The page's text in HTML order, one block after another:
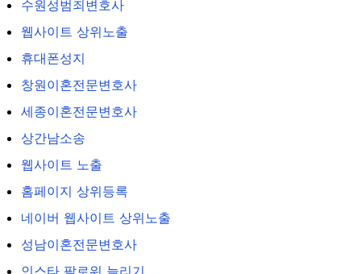
수원성범죄변호사
웹사이트 상위노출
휴대폰성지
창원이혼전문변호사
세종이혼전문변호사
상간남소송
웹사이트 노출
홈페이지 상위등록
네이버 웹사이트 상위노출
성남이혼전문변호사